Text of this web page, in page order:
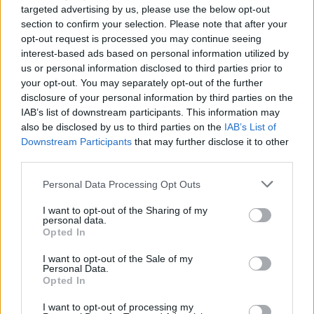
targeted advertising by us, please use the below opt-out
section to confirm your selection. Please note that after your
opt-out request is processed you may continue seeing
interest-based ads based on personal information utilized by
us or personal information disclosed to third parties prior to
your opt-out. You may separately opt-out of the further
disclosure of your personal information by third parties on the
IAB’s list of downstream participants. This information may
also be disclosed by us to third parties on the IAB’s List of
Downstream Participants that may further disclose it to other
Personal Data Processing Opt Outs
I want to opt-out of the Sharing of my
personal data.
Opted In
I want to opt-out of the Sale of my
Personal Data.
Opted In
I want to opt-out of processing my
simples e gratuita.
Em seis meses de funcionamento, o BUPI já realizou
250 atendimentos, num total de 687 Representações
Gráficas Georreferenciadas (RGG), mais de 660
matrizes processadas.
Recorde-se que o projeto piloto, começou em 2017,
em 10 Municípios. Para garantir a proteção dos seus
direitos de propriedade, os proprietários precisam
nas Finanças.
Municípios sensibilizar a população para a
necessidade de registo dos seus prédios. O BUPI